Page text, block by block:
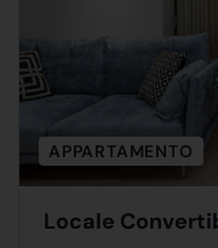
APPARTAMENTO
Locale